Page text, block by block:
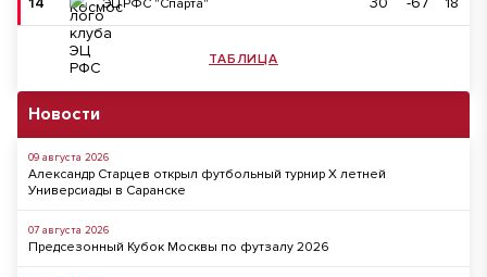
ЭЦ РФС "Спарта"
ТАБЛИЦА
Новости
09 августа 2026
Александр Старцев открыл футбольный турнир X летней
Универсиады в Саранске
07 августа 2026
Предсезонный Кубок Москвы по футзалу 2026